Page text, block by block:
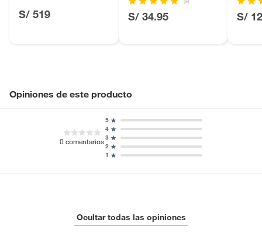
Licores y cigarros electrónicos.
S/ 519 S/ 34.95 S/
Opiniones de este producto
0comentarios
1
2
3
4
5
Ocultar todas las opiniones